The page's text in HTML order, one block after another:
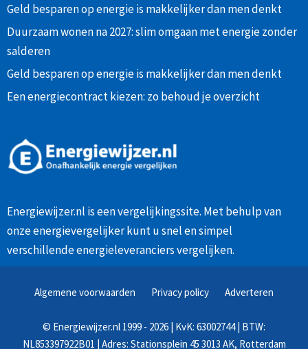
Geld besparen op energie is makkelijker dan men denkt
Duurzaam wonen na 2027: slim omgaan met energie zonder
salderen
Geld besparen op energie is makkelijker dan men denkt
Een energiecontract kiezen: zo behoud je overzicht
Energiewijzer.nl is een vergelijkingssite. Met behulp van
onzeenergievergelijkerkunt u snel en simpel
verschillende energieleveranciers vergelijken.
Algemene voorwaarden Privacy policy Adverteren
© Energiewijzer.nl 1999 - 2026 | KvK: 63002744 | BTW:
NL853397922B01 | Adres: Stationsplein 45 3013 AK, Rotterdam